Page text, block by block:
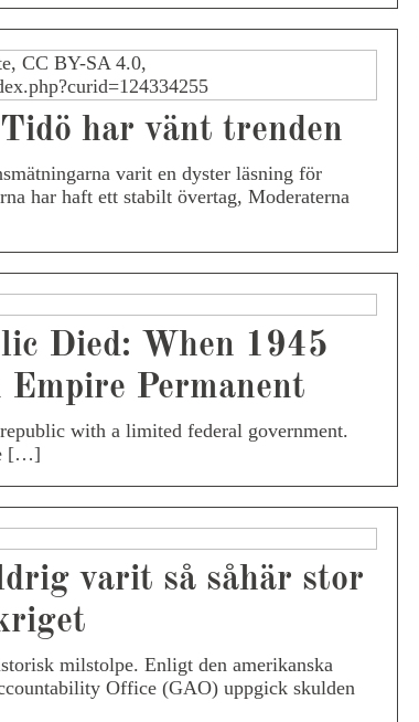
har vänt trenden
varit en dyster läsning för
har haft ett stabilt övertag, Moderaterna
Died: When 1945
Permanent
with a limited federal government.
[…]
varit så såhär stor
milstolpe. Enligt den amerikanska
Office (GAO) uppgick skulden